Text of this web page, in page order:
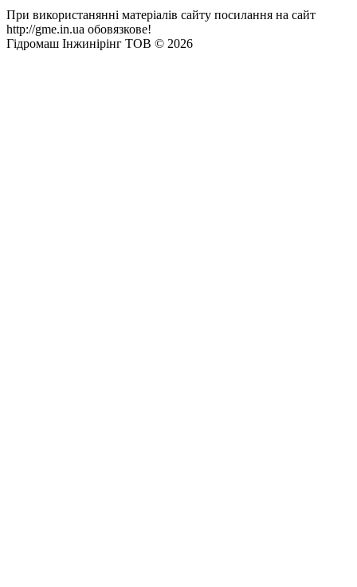
При використанянні матеріалів сайту посилання на сайт
http://gme.in.ua обовязкове!
Гідромаш Інжинірінг ТОВ © 2026